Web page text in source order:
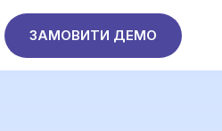
ЗАМОВИТИ ДЕМО